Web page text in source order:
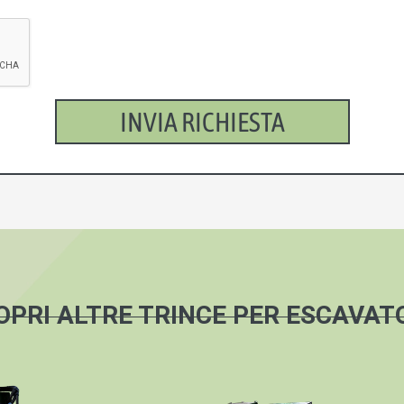
INVIA RICHIESTA
ALTRE TRINCE PER